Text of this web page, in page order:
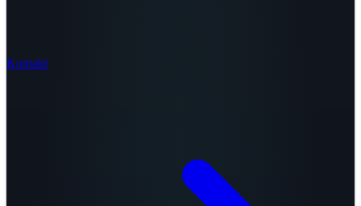
Kontakt